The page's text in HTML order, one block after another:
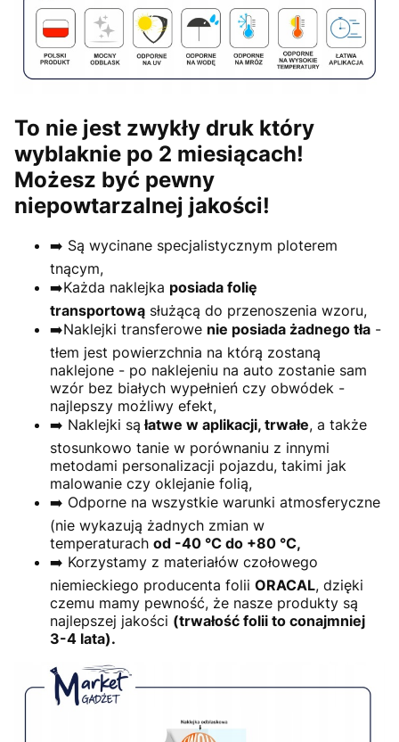
To nie jest zwykły druk który
wyblaknie po 2 miesiącach!
Możesz być pewny
niepowtarzalnej jakości!
➡️ Są wycinane specjalistycznym ploterem
tnącym,
➡️Każda naklejka posiada folię
transportową służącą do przenoszenia wzoru,
➡️Naklejki transferowe nie posiada żadnego tła -
tłem jest powierzchnia na którą zostaną
naklejone - po naklejeniu na auto zostanie sam
wzór bez białych wypełnień czy obwódek -
najlepszy możliwy efekt,
➡️ Naklejki są łatwe w aplikacji, trwałe, a także
stosunkowo tanie w porównaniu z innymi
metodami personalizacji pojazdu, takimi jak
malowanie czy oklejanie folią,
➡️ Odporne na wszystkie warunki atmosferyczne
(nie wykazują żadnych zmian w
temperaturach od -40 °C do +80 °C,
➡️ Korzystamy z materiałów czołowego
niemieckiego producenta folii ORACAL, dzięki
czemu mamy pewność, że nasze produkty są
najlepszej jakości (trwałość folii to conajmniej
3-4 lata).